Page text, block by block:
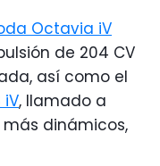
Octavia iV
de 204 CV
así como el
iV, llamado a
dinámicos,